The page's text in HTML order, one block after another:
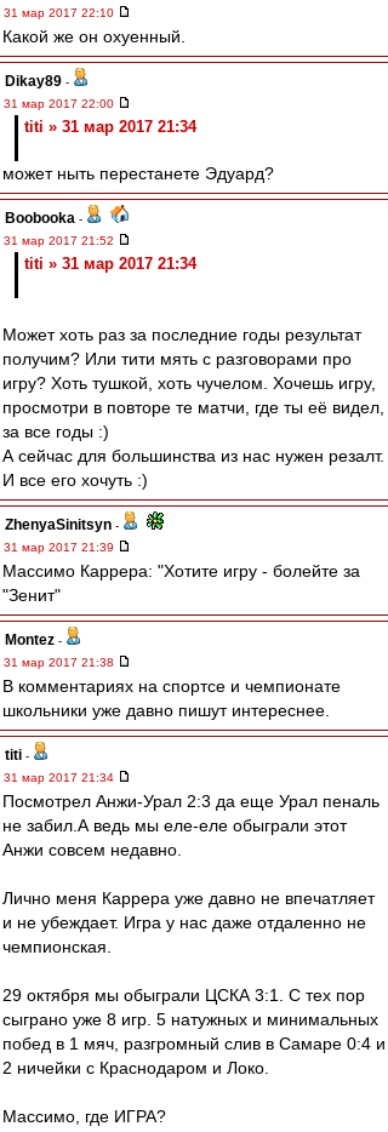
31 мар 2017 22:10
Какой же он охуенный.
Dikay89 -
31 мар 2017 22:00
titi » 31 мар 2017 21:34
может ныть перестанете Эдуард?
Boobooka -
31 мар 2017 21:52
titi » 31 мар 2017 21:34
Может хоть раз за последние годы результат
получим? Или тити мять с разговорами про
игру? Хоть тушкой, хоть чучелом. Хочешь игру,
просмотри в повторе те матчи, где ты её видел,
за все годы :)
А сейчас для большинства из нас нужен резалт.
И все его хочуть :)
ZhenyaSinitsyn -
31 мар 2017 21:39
Массимо Каррера: "Хотите игру - болейте за
"Зенит"
Montez -
31 мар 2017 21:38
В комментариях на спортсе и чемпионате
школьники уже давно пишут интереснее.
titi -
31 мар 2017 21:34
Посмотрел Анжи-Урал 2:3 да еще Урал пеналь
не забил.А ведь мы еле-еле обыграли этот
Анжи совсем недавно.
Лично меня Каррера уже давно не впечатляет
и не убеждает. Игра у нас даже отдаленно не
чемпионская.
29 октября мы обыграли ЦСКА 3:1. С тех пор
сыграно уже 8 игр. 5 натужных и минимальных
побед в 1 мяч, разгромный слив в Самаре 0:4 и
2 ничейки с Краснодаром и Локо.
Массимо, где ИГРА?